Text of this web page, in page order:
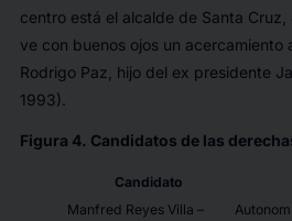
centro está el alcalde de Santa
ve con buenos ojos un acercamiento
Rodrigo Paz, hijo del ex presidente
1993).
Figura 4. Candidatos de las
Candidato
Manfred Reyes Villa –